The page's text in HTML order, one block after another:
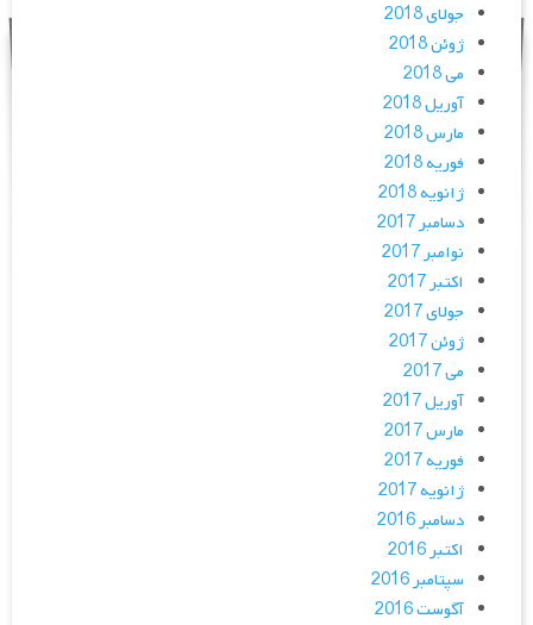
جولای 2018
ژوئن 2018
می 2018
آوریل 2018
مارس 2018
فوریه 2018
ژانویه 2018
دسامبر 2017
نوامبر 2017
اکتبر 2017
جولای 2017
ژوئن 2017
می 2017
آوریل 2017
مارس 2017
فوریه 2017
ژانویه 2017
دسامبر 2016
اکتبر 2016
سپتامبر 2016
آگوست 2016